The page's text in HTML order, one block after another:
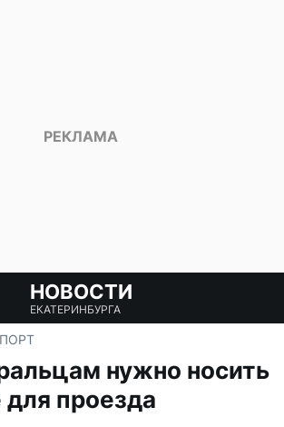
НОВОСТИ
ЕКАТЕРИНБУРГА
нужно носить
проезда